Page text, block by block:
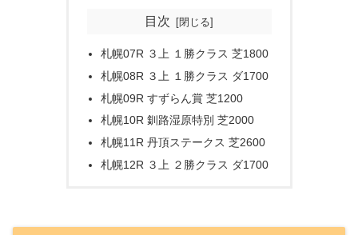
目次
札幌07R ３上 １勝クラス 芝1800
札幌08R ３上 １勝クラス ダ1700
札幌09R すずらん賞 芝1200
札幌10R 釧路湿原特別 芝2000
札幌11R 丹頂ステークス 芝2600
札幌12R ３上 ２勝クラス ダ1700